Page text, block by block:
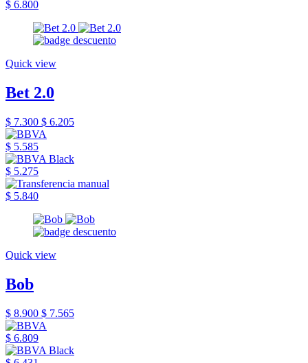
$ 6.800
Quick view
Bet 2.0
$ 7.300 $ 6.205
$ 5.585
$ 5.275
$ 5.840
Quick view
Bob
$ 8.900 $ 7.565
$ 6.809